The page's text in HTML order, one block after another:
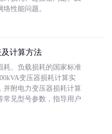
性能问题。
计算方法
耗、负载损耗的国家标准
变压器损耗计算实
并附电力变压器损耗计算
常见型号参数，指导用户